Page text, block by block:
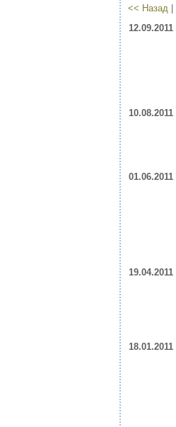
<< Назад |
12.09.2011
10.08.2011
01.06.2011
19.04.2011
18.01.2011